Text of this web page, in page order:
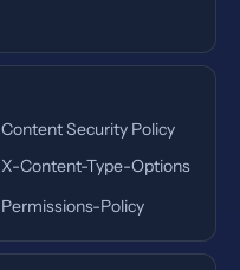
Content Security Policy
X-Content-Type-Options
Permissions-Policy